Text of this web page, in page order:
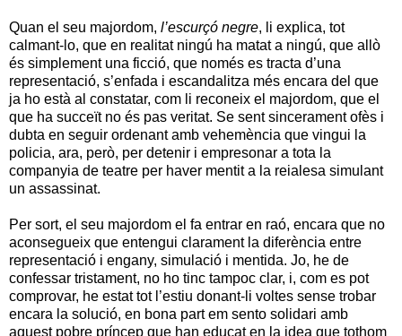
Quan el seu majordom, l’escurçó negre, li explica, tot
calmant-lo, que en realitat ningú ha matat a ningú, que allò
és simplement una ficció, que només es tracta d’una
representació, s’enfada i escandalitza més encara del que
ja ho està al constatar, com li reconeix el majordom, que el
que ha succeït no és pas veritat. Se sent sincerament ofès i
dubta en seguir ordenant amb vehemència que vingui la
policia, ara, però, per detenir i empresonar a tota la
companyia de teatre per haver mentit a la reialesa simulant
un assassinat.
Per sort, el seu majordom el fa entrar en raó, encara que no
aconsegueix que entengui clarament la diferència entre
representació i engany, simulació i mentida. Jo, he de
confessar tristament, no ho tinc tampoc clar, i, com es pot
comprovar, he estat tot l’estiu donant-li voltes sense trobar
encara la solució, en bona part em sento solidari amb
aquest pobre príncep que han educat en la idea que tothom